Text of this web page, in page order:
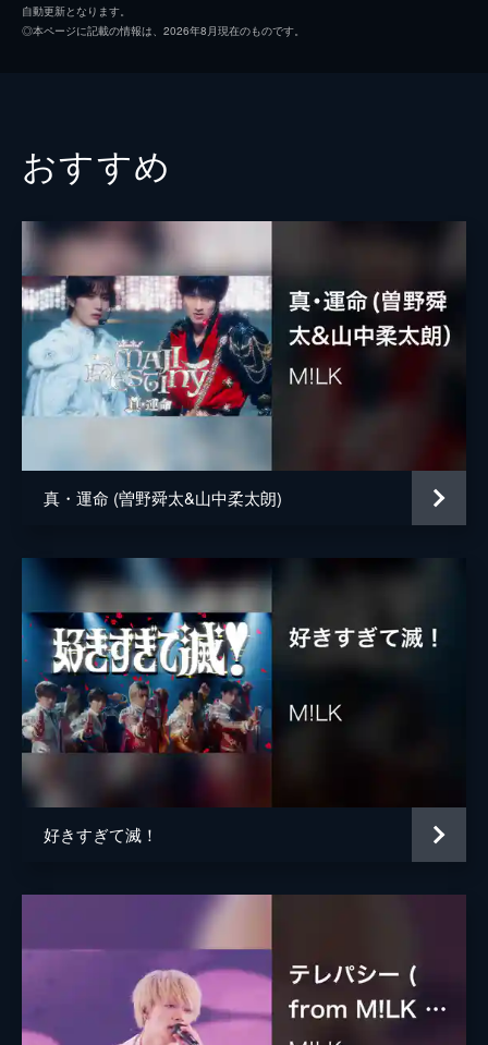
自動更新となります。
◎本ページに記載の情報は、2026年8月現在のものです。
おすすめ
真・運命 (曽野舜太&山中柔太朗)
好きすぎて滅！